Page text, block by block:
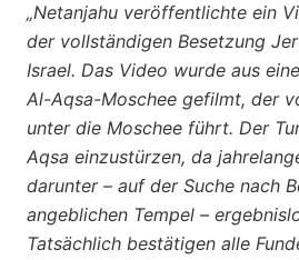
„Netanjahu veröffentlichte ein
der vollständigen Besetzung
Israel. Das Video wurde aus
Al-Aqsa-Moschee gefilmt, der
unter die Moschee führt. Der
Aqsa einzustürzen, da
darunter – auf der Suche nach
angeblichen Tempel –
Tatsächlich bestätigen alle